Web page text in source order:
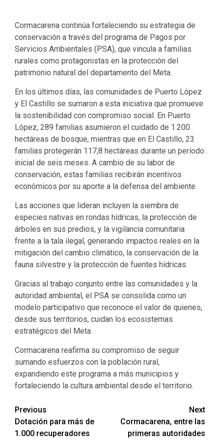
Cormacarena continúa fortaleciendo su estrategia de
conservación a través del programa de Pagos por
Servicios Ambientales (PSA), que vincula a familias
rurales como protagonistas en la protección del
patrimonio natural del departamento del Meta.
En los últimos días, las comunidades de Puerto López
y El Castillo se sumaron a esta iniciativa que promueve
la sostenibilidad con compromiso social. En Puerto
López, 289 familias asumieron el cuidado de 1.200
hectáreas de bosque, mientras que en El Castillo, 23
familias protegerán 117,8 hectáreas durante un período
inicial de seis meses. A cambio de su labor de
conservación, estas familias recibirán incentivos
económicos por su aporte a la defensa del ambiente.
Las acciones que lideran incluyen la siembra de
especies nativas en rondas hídricas, la protección de
árboles en sus predios, y la vigilancia comunitaria
frente a la tala ilegal, generando impactos reales en la
mitigación del cambio climático, la conservación de la
fauna silvestre y la protección de fuentes hídricas.
Gracias al trabajo conjunto entre las comunidades y la
autoridad ambiental, el PSA se consolida como un
modelo participativo que reconoce el valor de quienes,
desde sus territorios, cuidan los ecosistemas
estratégicos del Meta.
Cormacarena reafirma su compromiso de seguir
sumando esfuerzos con la población rural,
expandiendo este programa a más municipios y
fortaleciendo la cultura ambiental desde el territorio.
Previous
Dotación para más de
1.000 recuperadores
Next
Cormacarena, entre las
primeras autoridades